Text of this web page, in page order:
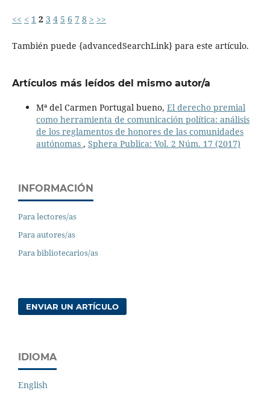
<< < 1 2 3 4 5 6 7 8 > >>
También puede {advancedSearchLink} para este artículo.
Artículos más leídos del mismo autor/a
Mª del Carmen Portugal bueno, El derecho premial
como herramienta de comunicación política: análisis
de los reglamentos de honores de las comunidades
autónomas , Sphera Publica: Vol. 2 Núm. 17 (2017)
INFORMACIÓN
Para lectores/as
Para autores/as
Para bibliotecarios/as
ENVIAR UN ARTÍCULO
IDIOMA
English